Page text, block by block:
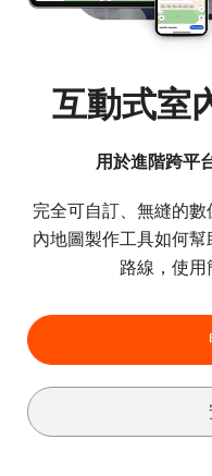
互動式室
用於進階跨平
完全可自訂、無縫的
內地圖製作工具如何
路線，使用